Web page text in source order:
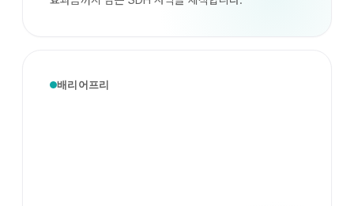
배리어프리